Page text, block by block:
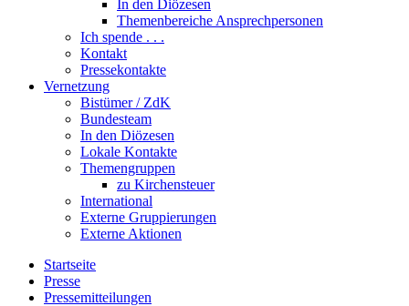
In den Diözesen
Themenbereiche Ansprechpersonen
Ich spende . . .
Kontakt
Pressekontakte
Vernetzung
Bistümer / ZdK
Bundesteam
In den Diözesen
Lokale Kontakte
Themengruppen
zu Kirchensteuer
International
Externe Gruppierungen
Externe Aktionen
Startseite
Presse
Pressemitteilungen